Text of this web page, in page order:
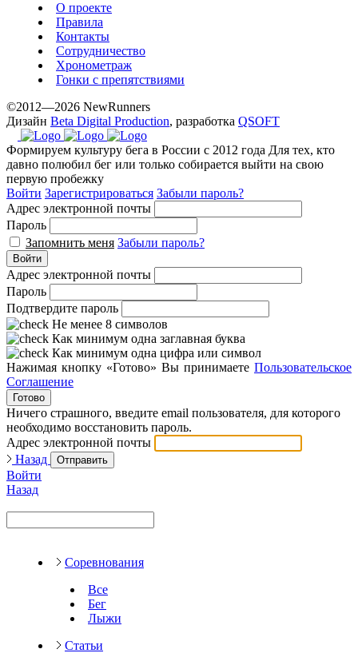
prices.
О проекте
Правила
Контакты
Сотрудничество
Хронометраж
Гонки с препятствиями
©2012—2026 NewRunners
Дизайн Beta Digital Production, разработка QSOFT
Формируем культуру бега в России с 2012 года Для тех, кто
давно полюбил бег или только собирается выйти на свою
первую пробежку
Войти Зарегистрироваться Забыли пароль?
Адрес электронной почты
Пароль
Запомнить меня Забыли пароль?
Войти
Адрес электронной почты
Пароль
Подтвердите пароль
Не менее 8 символов
Как минимум одна заглавная буква
Как минимум одна цифра или символ
Нажимая кнопку «Готово» Вы принимаете Пользовательское
Соглашение
Готово
Ничего страшного, введите email пользователя, для которого
необходимо восстановить пароль.
Адрес электронной почты
Назад
Отправить
Войти
Назад
Соревнования
Все
Бег
Лыжи
Статьи